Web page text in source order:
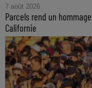
7 août 2026
Parcels rend un
Californie